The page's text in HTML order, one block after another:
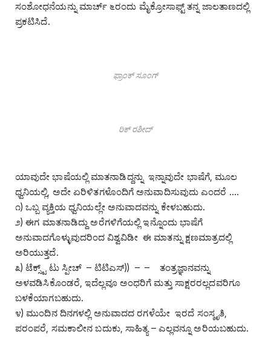
ಸಂಶೋಧನೆಯನ್ನು ಮಾರ್ಚ್‌ ೬ರಂದು ಮೈಕ್ರೋಸಾಫ್ಟ್‌ ತನ್ನ ಜಾಲತಾಣದಲ್ಲಿ
ಪ್ರಕಟಿಸಿದೆ.
ಫ್ರಾಂಕ್‌ ಸೂಂಗ್‌
ರಿಕ್ ರಶೀದ್‌
ಯಾವುದೇ ಭಾಷೆಯಲ್ಲಿ ಮಾತನಾಡಿದ್ದನ್ನು ಇನ್ನಾವುದೇ ಭಾಷೆಗೆ, ಮೂಲ
ಧ್ವನಿಯಲ್ಲಿ, ಅದೇ ಏರಿಳಿತಗಳೊಂದಿಗೆ ಅನುವಾದಿಸುವುದು ಎಂದರೆ ….
೧) ಒಬ್ಬ ವ್ಯಕ್ತಿಯ ಧ್ವನಿಯಲ್ಲೇ ಅನುವಾದವನ್ನು ಕೇಳಬಹುದು.
೨) ಈಗ ಮಾತನಾಡಿದ್ದು ಅರೆಗಳಿಗೆಯಲ್ಲಿ ಇನ್ನೊಂದು ಭಾಷೆಗೆ
ಅನುವಾದಗೊಳ್ಳುವುದರಿಂದ ವಿಶ್ವವಿಡೀ ಈ ಮಾತನ್ನು ಕ್ಷಣಮಾತ್ರದಲ್ಲಿ
ಅರಿಯುತ್ತದೆ.
೩) ಟೆಕ್ಸ್ಟ್‌ ಟು ಸ್ಪೀಚ್‌ – ಟಿಟಿಎಸ್‌)) – – ತಂತ್ರಜ್ಞಾನವನ್ನು
ಅಳವಡಿಸಿಕೊಂಡರೆ, ಇದೆಲ್ಲವೂ ಅಂಧರಿಗೆ ಮತ್ತು ಸಾಕ್ಷರರಲ್ಲದವರಿಗೂ
ಬಳಕೆಯಾಗಬಹುದು.
೪) ಮುಂದಿನ ದಿನಗಳಲ್ಲಿ ಅನುವಾದದ ರಗಳೆಯೇ ಇರದೆ ಸಂಸ್ಕೃತಿ,
ಪರಂಪರೆ, ಸಮಕಾಲೀನ ಬದುಕು, ಸಾಹಿತ್ಯ – ಎಲ್ಲವನ್ನೂ ಅರಿಯಬಹುದು.